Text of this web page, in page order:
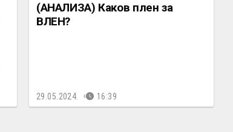
(АНАЛИЗА) Каков плен за
ВЛЕН?
29.05.2024. 16:39